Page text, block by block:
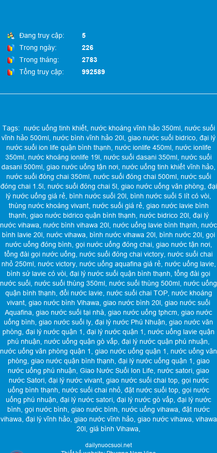
Đang truy cập:
5
Trong ngày:
226
Trong tháng:
2783
Tổng truy cập:
992589
Tags: nước uống tinh khiết, nước khoáng vĩnh hảo 350ml, nước suối
vĩnh hảo 500ml, nước bình vĩnh hảo 20l, giao nước suối bidrico, đại lý
nước suối ion life quận bình thạnh, nước ionlife 450ml, nước ionlife
350ml, nước khoáng ionlife 19l, nước suối dasani 350ml, nước suối
dasani 500ml, giao nước uống tận nơi, nước uống tinh khiết vĩnh hảo,
nước suối đóng chai 350ml, nước suối đóng chai 500ml, nước suối
đóng chai 1.5l, nước suối đóng chai 5l, giao nước uống văn phòng, đại
lý nước uống giá rẻ, bình nước suối 20l, bình nước suối 5 lít có vòi,
thùng nước khoáng vivant, nước suối giá rẻ, giao nước lavie bình
thạnh, giao nước bidrico quận bình thạnh, nước bidrico 20l, đại lý
nước vihawa, nước bình vihawa 20l, nước uống lavie bình thạnh, nước
bình lavie 20l, nước vihawa, bình nước vihawa 20l, bình nước 20l, gọi
nước uống đóng bình, gọi nước uống đóng chai, giao nước tận nơi,
tổng đài gọi nước uống, nước suối đóng chai victory, nước suối chai
nhỏ 250ml, nước victory, nước uống aquafina giá rẻ, nước uống lavie,
bình sứ lavie có vòi, đại lý nước suối quận bình thạnh, tổng đài gọi
nước suối, nước suối thùng 350ml, nước suối thùng 500ml, nước uống
quận bình thạnh, đổi nước lavie, nước suối chai TOP, nước khoáng
vivant, giao nước bình Vihawa, giao nước bình 20l, giao nước suối
Aquafina, giao nước suối tại nhà, giao nước uống tphcm, giao nước
uống bình, giao nước suối ly, đại lý nước Phú Nhuận, giao nước văn
phòng, đại lý nước quận 1, đại lý nước quận 1, nước uống lavie quận
phú nhuận, nước uống quận gò vấp, đại lý nước quận phú nhuận,
nước uống văn phòng quận 1, giao nước uống quận 1, nước uống văn
phòng, giao nước quận bình thạnh, đại lý nước uống quận 1, giao
nước uống phú nhuận, Giao Nước Suối Ion Life, nước satori, giao
nước Satori, đại lý nước vivant, giao nước suối chai top, gọi nước
uống bình thạnh, nước suối chai nhỏ, đặt nước suối top, gọi nước
uống phú nhuận, đại lý nước satori, đại lý nước gò vấp, đại lý nước
bình, gọi nước bình, giao nước bình, nước uống vihawa, đặt nước
vihawa, đại lý vĩnh hảo, giao nước vĩnh hảo, giao nước vihawa, vihawa
20l, giá bình Vihawa,
dailynuocsuoi.net